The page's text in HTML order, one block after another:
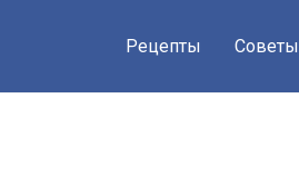
Рецепты Советы